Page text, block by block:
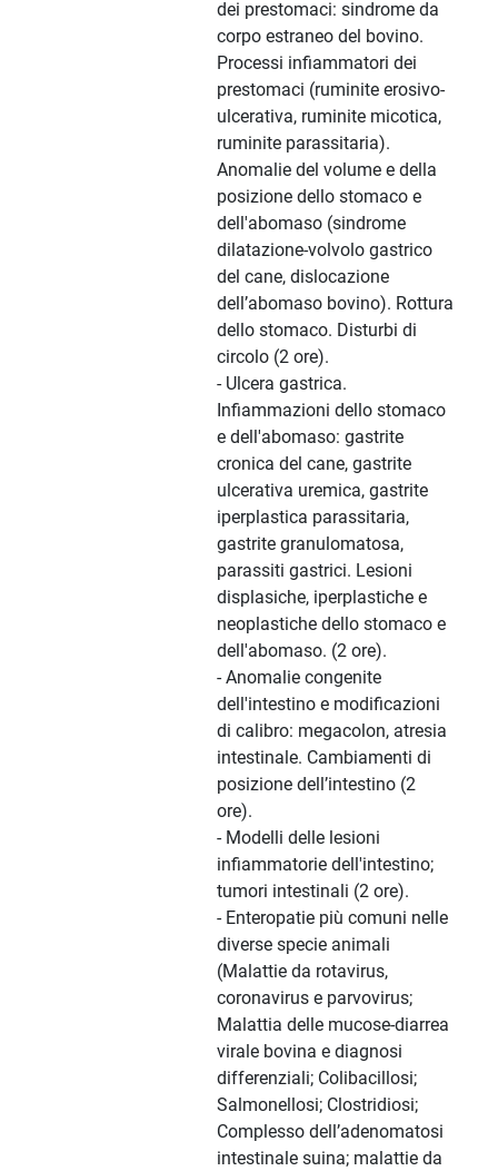
dei prestomaci: sindrome da
corpo estraneo del bovino.
Processi infiammatori dei
prestomaci (ruminite erosivo-
ulcerativa, ruminite micotica,
ruminite parassitaria).
Anomalie del volume e della
posizione dello stomaco e
dell'abomaso (sindrome
dilatazione-volvolo gastrico
del cane, dislocazione
dell’abomaso bovino). Rottura
dello stomaco. Disturbi di
circolo (2 ore).
- Ulcera gastrica.
Infiammazioni dello stomaco
e dell'abomaso: gastrite
cronica del cane, gastrite
ulcerativa uremica, gastrite
iperplastica parassitaria,
gastrite granulomatosa,
parassiti gastrici. Lesioni
displasiche, iperplastiche e
neoplastiche dello stomaco e
dell'abomaso. (2 ore).
- Anomalie congenite
dell'intestino e modificazioni
di calibro: megacolon, atresia
intestinale. Cambiamenti di
posizione dell’intestino (2
ore).
- Modelli delle lesioni
infiammatorie dell'intestino;
tumori intestinali (2 ore).
- Enteropatie più comuni nelle
diverse specie animali
(Malattie da rotavirus,
coronavirus e parvovirus;
Malattia delle mucose-diarrea
virale bovina e diagnosi
differenziali; Colibacillosi;
Salmonellosi; Clostridiosi;
Complesso dell’adenomatosi
intestinale suina; malattie da